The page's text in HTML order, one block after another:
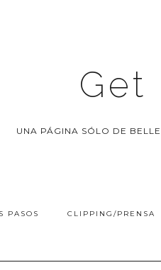
Get
UNA PÁGINA SÓLO DE
PASOS CLIPPING/PRENSA